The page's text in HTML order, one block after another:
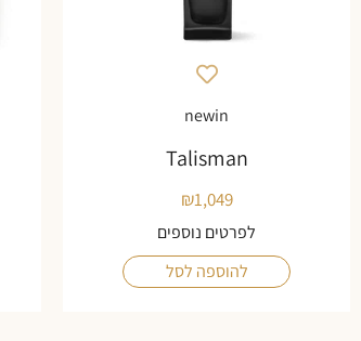
newin
Talisman
₪1,049
לפרטים נוספים
להוספה לסל